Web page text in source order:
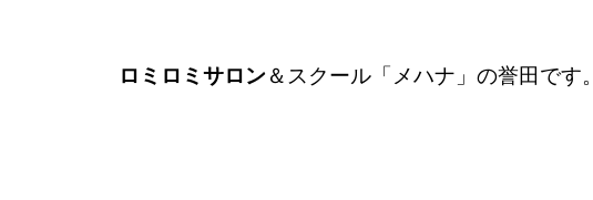
ロミロミサロン＆スクール「メハナ」の誉田です。